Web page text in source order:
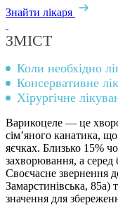
Знайти лікаря
ЗМІСТ
Коли необхідно
Консервативне
Хірургічне
Варикоцеле — це
сім’яного канатика,
яєчках. Близько 15%
захворювання, а серед
Своєчасне звернення
Замарстинівська, 85а)
значення для